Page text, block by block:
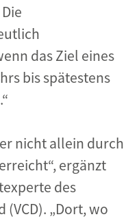
das Ziel eines
bis spätestens
nicht allein durch
ergänzt
des
„Dort, wo